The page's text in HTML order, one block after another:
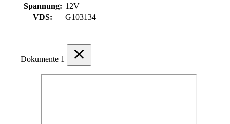
Spannung: 12V
VDS:
G103134
Dokumente 1